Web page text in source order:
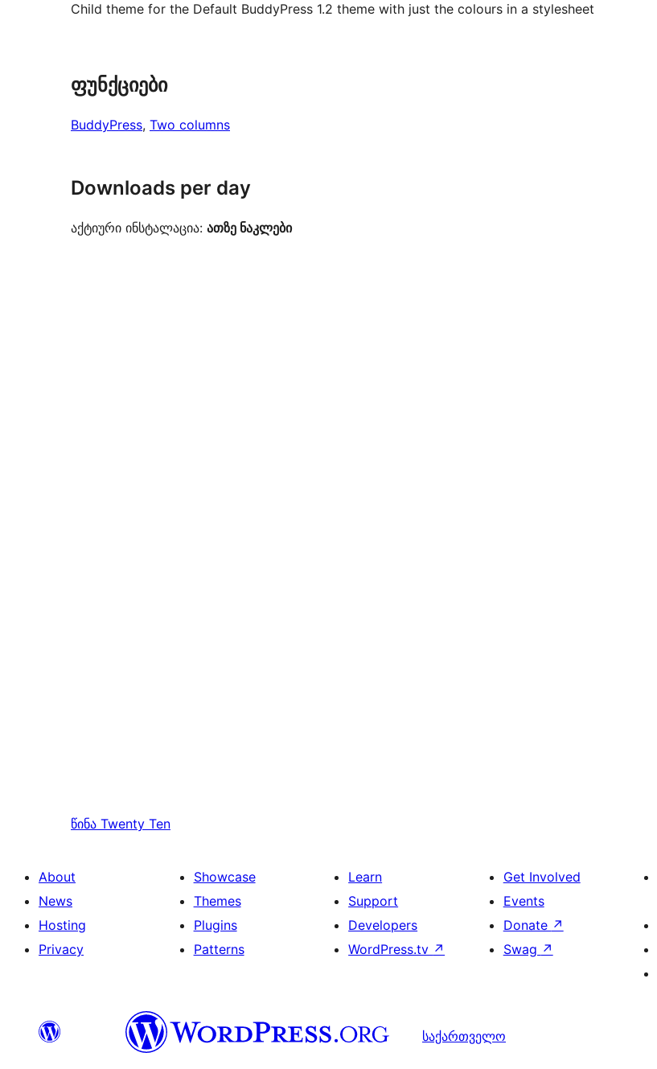
Child theme for the Default BuddyPress 1.2 theme with just the colours in a stylesheet
ფუნქციები
BuddyPress, Two columns
Downloads per day
აქტიური ინსტალაცია: ათზე ნაკლები
წინა Twenty Ten
About
News
Hosting
Privacy
Showcase
Themes
Plugins
Patterns
Learn
Support
Developers
WordPress.tv ↗
Get Involved
Events
Donate ↗
Swag ↗
საქართველო